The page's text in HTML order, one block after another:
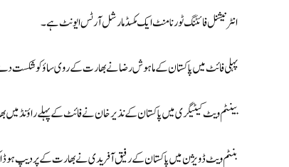
انٹرنیشنل فائٹنگ ٹورنامنٹ ایک مکسڈ مارشل آرٹس ایونٹ ہے۔
پہلی فائٹ میں پاکستان کے ماہوش رضا نے بھارت کے روی ساؤ کو شکست
بینٹم ویٹ کیٹیگری میں پاکستان کے نذیر خان نے فائٹ کے پہلے راؤنڈ
بنٹم ویٹ ڈویژن میں پاکستان کے رفیق آفریدی نے بھارت کے پردیپ